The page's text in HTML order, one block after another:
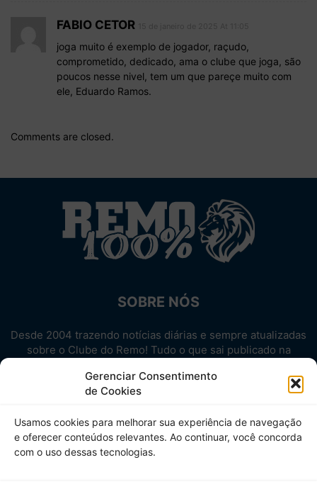
Gerenciar Consentimento
de Cookies
Usamos cookies para melhorar sua experiência de navegação
e oferecer conteúdos relevantes. Ao continuar, você concorda
com o uso dessas tecnologias.
FABIO CETOR
joga muito é exemplo de jogador, raçudo,
comprometido, dedicado, ama o clube que joga, são
poucos nesse nivel, tem um que pareçe muito com
ele, Eduardo Ramos.
Comments are closed.
SOBRE NÓS
Desde 2004 trazendo notícias diárias e sempre atualizadas
sobre o Clube do Remo! Tudo o que sai publicado na
Aproveite! Site não-oficial.
SIGA-NOS